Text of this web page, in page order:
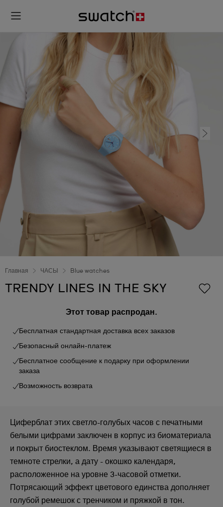
Главная ЧАСЫ Blue watches
TRENDY LINES IN THE SKY
Этот товар распродан.
Бесплатная стандартная доставка всех заказов
Безопасный онлайн-платеж
Бесплатное сообщение к подарку при оформлении
заказа
Возможность возврата
Циферблат этих светло-голубых часов с печатными
белыми цифрами заключен в корпус из биоматериала
и покрыт биостеклом. Время указывают светящиеся в
темноте стрелки, а дату - окошко календаря,
расположенное на уровне 3-часовой отметки.
Потрясающий эффект цветового единства дополняет
голубой ремешок с тренчиком и пряжкой в тон.